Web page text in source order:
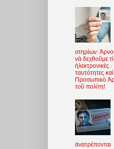
στηρίων:
νὰ δεχθοῦμε
ἠλεκτρονικὲς
ταυτότητες
Προσωπικὸ
τοῦ πολίτη!
ἀνατρέπονται